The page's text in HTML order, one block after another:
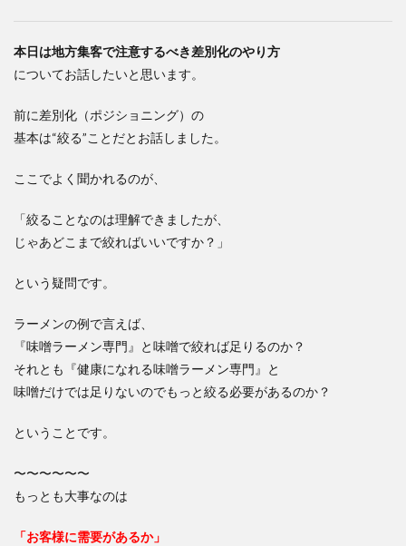
本日は地方集客で注意するべき差別化のやり方
についてお話したいと思います。
前に差別化（ポジショニング）の
基本は“絞る”ことだとお話しました。
ここでよく聞かれるのが、
「絞ることなのは理解できましたが、
じゃあどこまで絞ればいいですか？」
という疑問です。
ラーメンの例で言えば、
『味噌ラーメン専門』と味噌で絞れば足りるのか？
それとも『健康になれる味噌ラーメン専門』と
味噌だけでは足りないのでもっと絞る必要があるのか？
ということです。
〜〜〜〜〜〜
もっとも大事なのは
「お客様に需要があるか」